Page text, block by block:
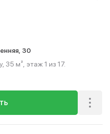
30
35 м², этаж 1 из 17.